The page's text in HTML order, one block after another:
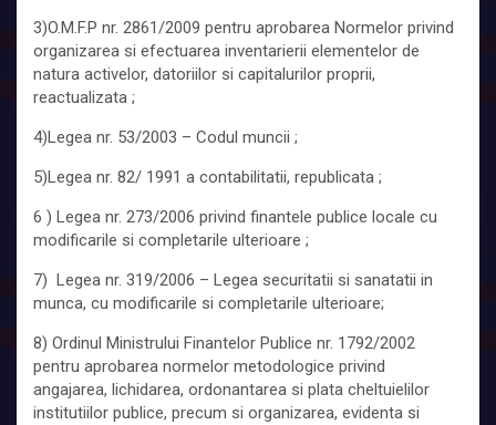
3)O.M.F.P nr. 2861/2009 pentru aprobarea Normelor privind
organizarea si efectuarea inventarierii elementelor de
natura activelor, datoriilor si capitalurilor proprii,
reactualizata ;
4)Legea nr. 53/2003 – Codul muncii ;
5)Legea nr. 82/ 1991 a contabilitatii, republicata ;
6 ) Legea nr. 273/2006 privind finantele publice locale cu
modificarile si completarile ulterioare ;
7) Legea nr. 319/2006 – Legea securitatii si sanatatii in
munca, cu modificarile si completarile ulterioare;
8) Ordinul Ministrului Finantelor Publice nr. 1792/2002
pentru aprobarea normelor metodologice privind
angajarea, lichidarea, ordonantarea si plata cheltuielilor
institutiilor publice, precum si organizarea, evidenta si